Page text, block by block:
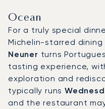
Ocean
For a truly special
Michelin-starred
Neuner turns
tasting experience,
exploration and
typically runs
and the restaurant